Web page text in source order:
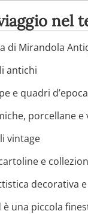
nel
di Mirandola
antichi
e quadri d’epoca
porcellane e
vintage
e
decorativa
è una piccola